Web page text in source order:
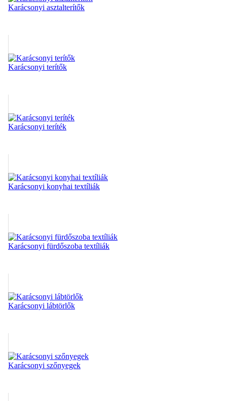
Karácsonyi asztalterítők
Karácsonyi terítők
Karácsonyi teríték
Karácsonyi konyhai textíliák
Karácsonyi fürdőszoba textíliák
Karácsonyi lábtörlők
Karácsonyi szőnyegek